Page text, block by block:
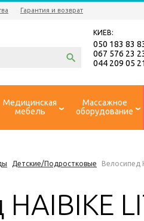
Гарантия и возврат
КИЕВ:
050 183 83
067 576 23
044 209 05
Медицинская
мебель
Массажное
оборудование
Детские/Подростковые Велосипед